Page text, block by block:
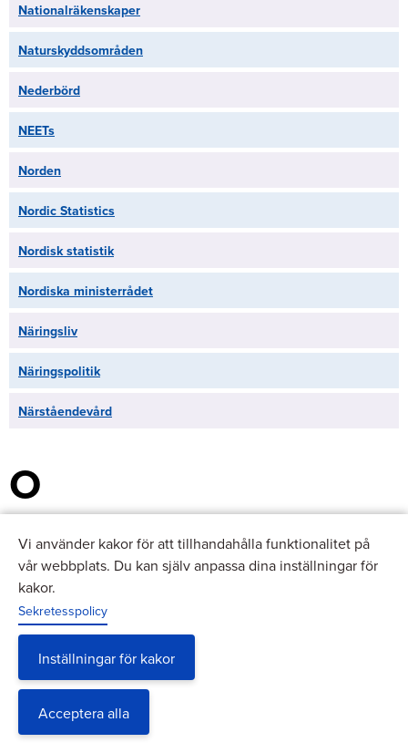
Nationalräkenskaper
Naturskyddsområden
Nederbörd
NEETs
Norden
Nordic Statistics
Nordisk statistik
Nordiska ministerrådet
Näringsliv
Näringspolitik
Närståendevård
O
Offentlig skuld
Offentliga löner
Offentliga sektorns ekonomi
Oljeförbrukning
Oljeprodukter
Omsättning
Vi använder kakor för att tillhandahålla funktionalitet på
vår webbplats. Du kan själv anpassa dina inställningar för
kakor.
Sekretesspolicy
Inställningar för kakor
Acceptera alla